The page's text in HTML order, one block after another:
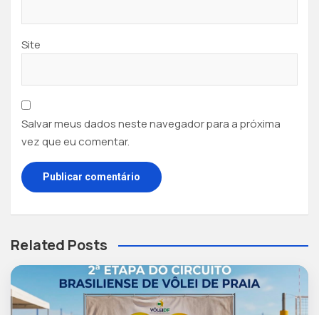
Site
Salvar meus dados neste navegador para a próxima
vez que eu comentar.
Related Posts